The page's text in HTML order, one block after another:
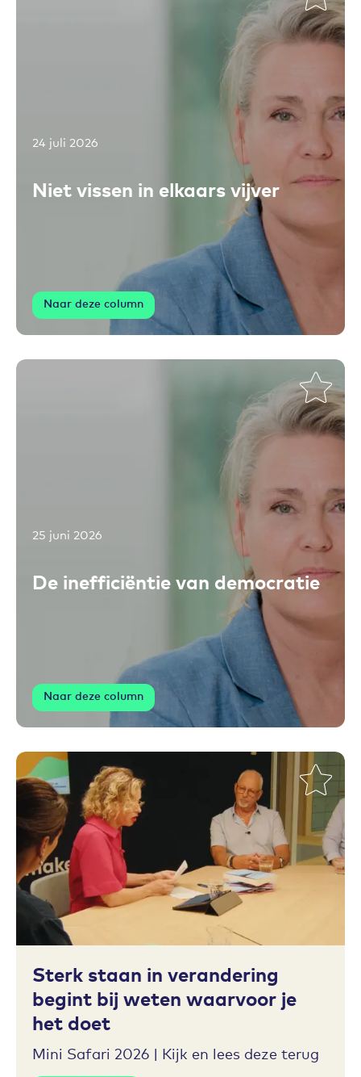
24 juli 2026
Niet vissen in elkaars vijver
Naar deze column
25 juni 2026
De inefficiëntie van democratie
Naar deze column
Toevoegen aan favorieten
Sterk staan in verandering
begint bij weten waarvoor je
het doet
Mini Safari 2026 | Kijk en lees deze terug